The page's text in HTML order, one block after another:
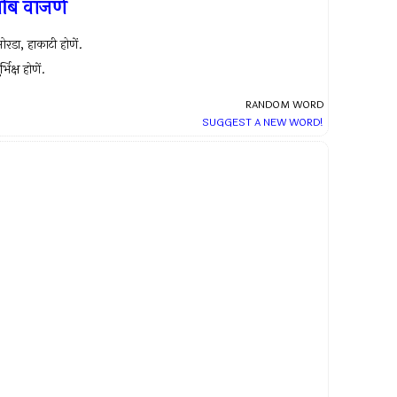
वाजणें
हाकाटी होणें.
होणें.
RANDOM WORD
SUGGEST A NEW WORD!